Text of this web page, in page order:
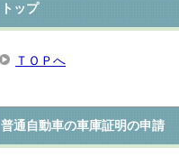
トップ
ＴＯＰへ
普通自動車の車庫証明の申請